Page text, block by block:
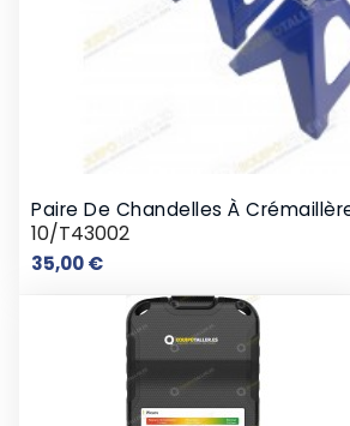
Paire De Chandelles À
10/T43002
35,00 €Prix